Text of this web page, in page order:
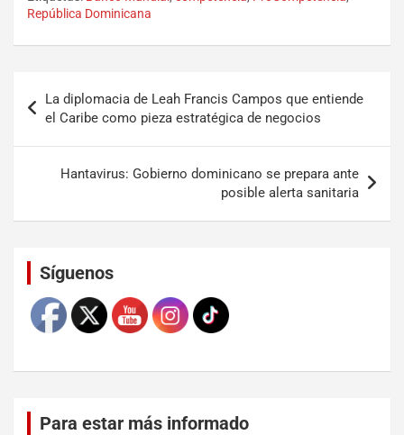
República Dominicana
La diplomacia de Leah Francis Campos que entiende
el Caribe como pieza estratégica de negocios
Hantavirus: Gobierno dominicano se prepara ante
posible alerta sanitaria
Síguenos
Para estar más informado